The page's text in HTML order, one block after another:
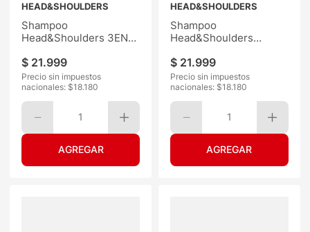
HEAD&SHOULDERS
Shampoo
Head&Shoulders 3EN1
$ 21.999
Precio sin impuestos
nacionales: $18.180
1
HEAD&SHOULDERS
Shampoo
Head&Shoulders
$ 21.999
Precio sin impuestos
nacionales: $18.180
1